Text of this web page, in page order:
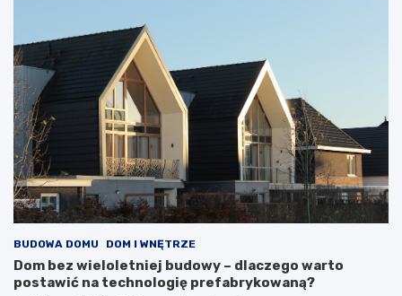
BUDOWA DOMU DOM I WNĘTRZE
Dom bez wieloletniej budowy – dlaczego warto
postawić na technologię prefabrykowaną?